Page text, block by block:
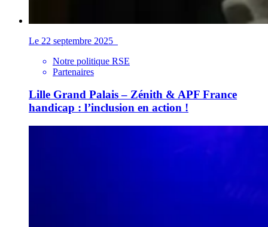
Le 22 septembre 2025
Notre politique RSE
Partenaires
Lille Grand Palais – Zénith & APF France
handicap : l’inclusion en action !